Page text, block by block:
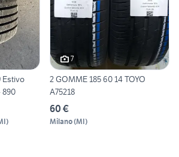
Estivo
890
)
7
2 GOMME 185 60 14 TOYO
A75218
60 €
Milano(MI)